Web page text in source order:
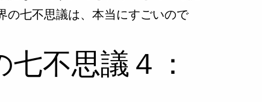
の七不思議は、本当にすごいので
不思議４：